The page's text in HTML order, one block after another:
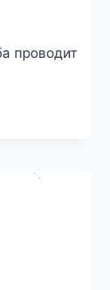
проводит